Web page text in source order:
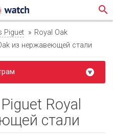
search
Piguet
Royal Oak
из нержавеющей стали
Royal
стали